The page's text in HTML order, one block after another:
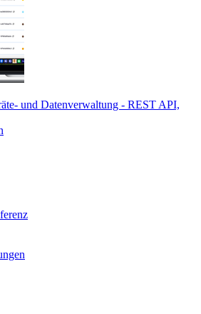
und Datenverwaltung - REST API,